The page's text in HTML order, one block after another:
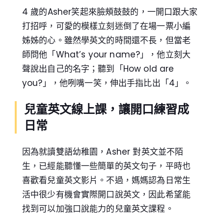
4 歲的Asher笑起來臉頰鼓鼓的，一開口跟大家
打招呼，可愛的模樣立刻迷倒了在場一票小編
姊姊的心。雖然學英文的時間還不長，但當老
師問他「What’s your name?」，他立刻大
聲說出自己的名字；聽到「How old are
you?」，他咧嘴一笑，伸出手指比出「4」。
兒童英文線上課，讓開口練習成
日常
因為就讀雙語幼稚園，Asher 對英文並不陌
生，已經能聽懂一些簡單的英文句子，平時也
喜歡看兒童英文影片。不過，媽媽認為日常生
活中很少有機會實際開口說英文，因此希望能
找到可以加強口說能力的兒童英文課程。